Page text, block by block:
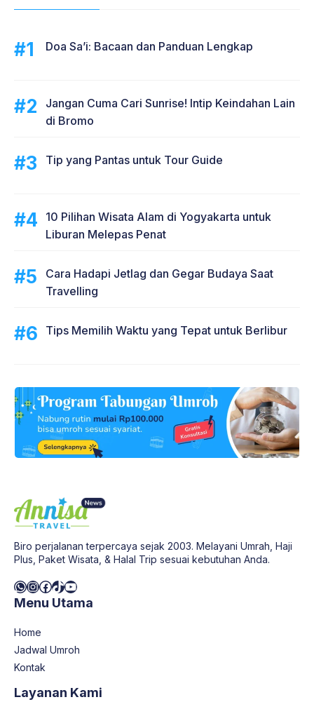
Doa Sa’i: Bacaan dan Panduan Lengkap
Jangan Cuma Cari Sunrise! Intip Keindahan Lain
di Bromo
Tip yang Pantas untuk Tour Guide
10 Pilihan Wisata Alam di Yogyakarta untuk
Liburan Melepas Penat
Cara Hadapi Jetlag dan Gegar Budaya Saat
Travelling
Tips Memilih Waktu yang Tepat untuk Berlibur
Biro perjalanan terpercaya sejak 2003. Melayani Umrah, Haji
Plus, Paket Wisata, & Halal Trip sesuai kebutuhan Anda.
WhatsApp
Instagram
Facebook
TikTok
YouTube
Menu Utama
Home
Jadwal Umroh
Kontak
Layanan Kami